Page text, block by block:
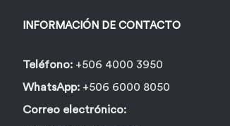
INFORMACIÓN DE CONTACTO
Teléfono: +506 4000 3950
WhatsApp: +506 6000 8050
Correo electrónico: